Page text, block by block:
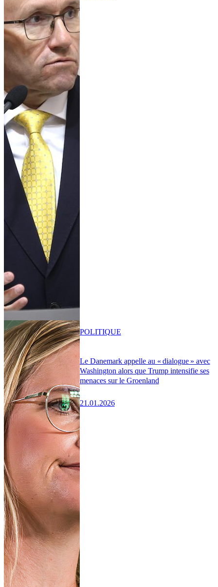
Le Danemark appelle au « dialogue » avec
Washington alors que Trump intensifie ses
menaces sur le Groenland
21.01.2026
POLITIQUE